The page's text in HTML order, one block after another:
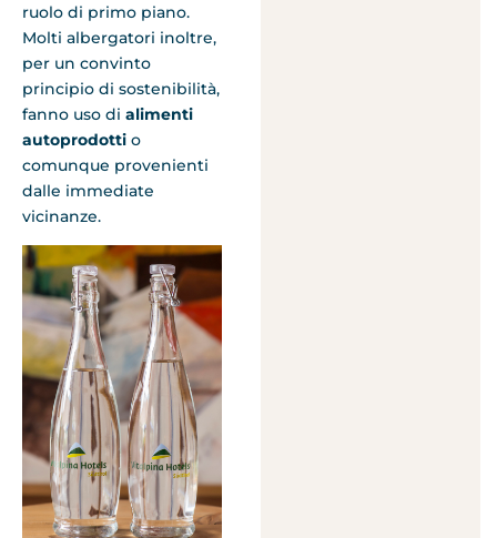
ruolo di primo piano.
Molti albergatori inoltre,
per un convinto
principio di sostenibilità,
fanno uso di alimenti
autoprodotti o
comunque provenienti
dalle immediate
vicinanze.